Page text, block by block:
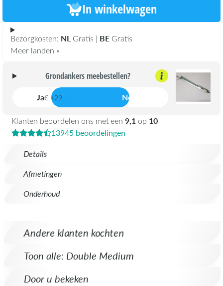
Details
Afmetingen
Onderhoud
In winkelwagen
Bezorgkosten: NL Gratis | BE Gratis
Meer landen »
Klanten beoordelen ons met een 9,1 op 10
13945 beoordelingen
Grondankers meebestellen?
Ja€ +29,- Nee
Andere klanten kochten
Toon alle: Double Medium
Door u bekeken